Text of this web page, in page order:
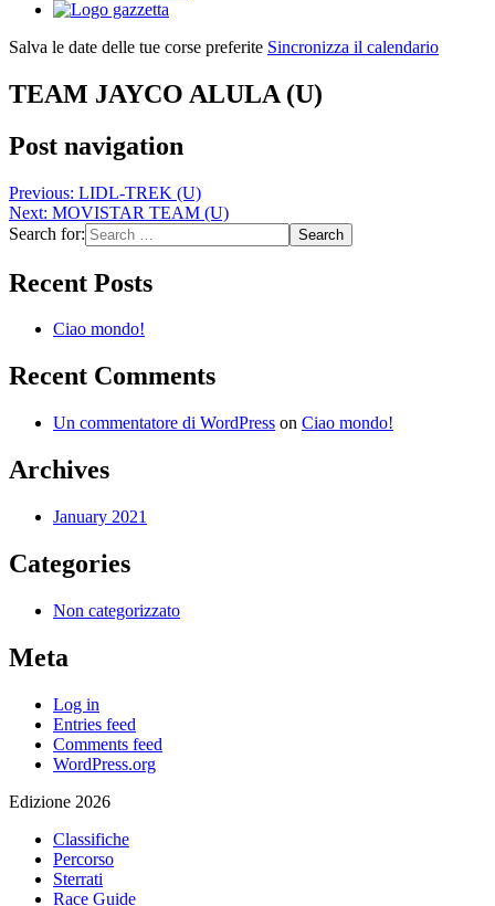
Salva le date delle tue corse preferite Sincronizza il calendario
TEAM JAYCO ALULA (U)
Post navigation
Previous: LIDL-TREK (U)
Next: MOVISTAR TEAM (U)
Search for:
Recent Posts
Ciao mondo!
Recent Comments
Un commentatore di WordPress on Ciao mondo!
Archives
January 2021
Categories
Non categorizzato
Meta
Log in
Entries feed
Comments feed
WordPress.org
Edizione 2026
Classifiche
Percorso
Sterrati
Race Guide